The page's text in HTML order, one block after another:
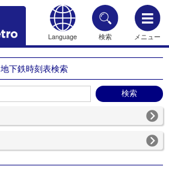
Language 検索 メニュー
地下鉄時刻表検索